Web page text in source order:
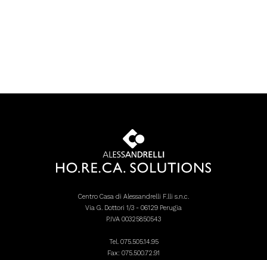
Centro Casa di Alessandrelli F.lli s.n.c.
Via G. Dottori 1/3 - 06129 Perugia
P.IVA 00325850543
Tel. 075.505.14.95
Fax: 075.500.72.91